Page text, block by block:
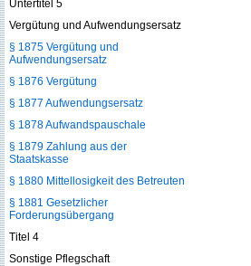
Untertitel 5
Vergütung und Aufwendungsersatz
§ 1875 Vergütung und
Aufwendungsersatz
§ 1876 Vergütung
§ 1877 Aufwendungsersatz
§ 1878 Aufwandspauschale
§ 1879 Zahlung aus der
Staatskasse
§ 1880 Mittellosigkeit des Betreuten
§ 1881 Gesetzlicher
Forderungsübergang
Titel 4
Sonstige Pflegschaft